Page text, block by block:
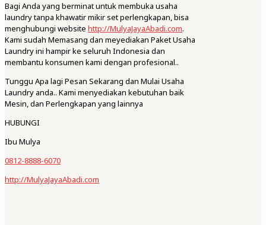
Bagi Anda yang berminat untuk membuka usaha
laundry tanpa khawatir mikir set perlengkapan, bisa
menghubungi website http://MulyaJayaAbadi.com.
Kami sudah Memasang dan meyediakan Paket Usaha
Laundry ini hampir ke seluruh Indonesia dan
membantu konsumen kami dengan profesional..
Tunggu Apa lagi Pesan Sekarang dan Mulai Usaha
Laundry anda.. Kami menyediakan kebutuhan baik
Mesin, dan Perlengkapan yang lainnya
HUBUNGI
Ibu Mulya
0812-8888-6070
http://MulyaJayaAbadi.com